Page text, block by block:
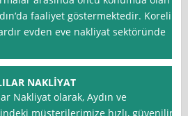
faaliyet göstermektedir. Koreli
evden eve nakliyat sektöründe
NAKLİYAT
Nakliyat olarak, Aydın ve
müşterilerimize hızlı, güvenilir